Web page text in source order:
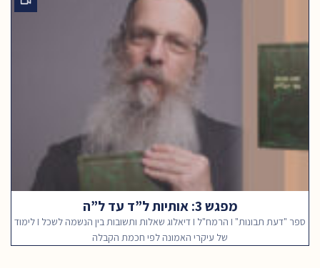
מפגש 3: אותיות ל”ד עד ל”ה
ספר "דעת תבונות" I הרמח"ל I דיאלוג שאלות ותשובות בין הנשמה לשכל I לימוד
של עיקרי האמונה לפי חכמת הקבלה